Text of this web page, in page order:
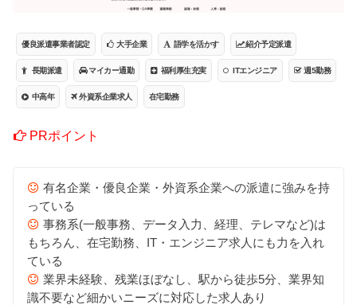
優良派遣事業者認定 大手企業 語学を活かす 紹介予定派遣
長期派遣 マイカー通勤 福利厚生充実 ITエンジニア 週5勤務
中高年 外資系企業求人 在宅勤務
PRポイント
有名企業・優良企業・外資系企業への派遣に強みを持
っている
事務系(一般事務、データ入力、経理、テレマなど)は
もちろん、在宅勤務、IT・エンジニア求人にも力を入れ
ている
業界未経験、残業ほぼなし、駅から徒歩5分、業界知
識不要など細かいニーズに対応した求人あり